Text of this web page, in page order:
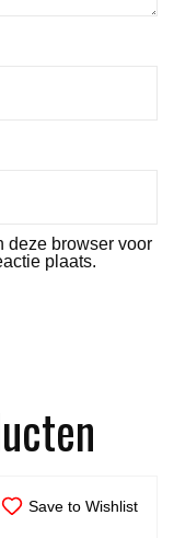
deze browser voor
plaats.
Save to Wishlist